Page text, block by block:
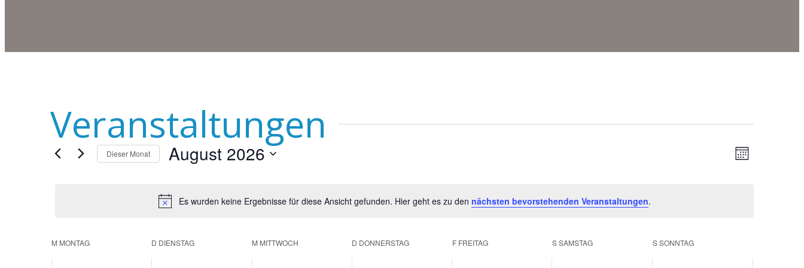
Veranstaltungen
Hinweis
Es wurden keine Ergebnisse für diese Ansicht gefunden. Hier geht es zu den nächsten bevorstehenden Veranstaltungen.
Monat
Dieser Monat August 2026
M MONTAG D DIENSTAG M MITTWOCH D DONNERSTAG F FREITAG SSAMSTAG SSONNTAG